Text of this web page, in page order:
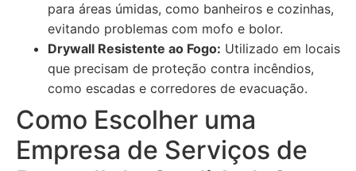
para áreas úmidas, como banheiros e cozinhas,
evitando problemas com mofo e bolor.
Drywall Resistente ao Fogo: Utilizado em locais
que precisam de proteção contra incêndios,
como escadas e corredores de evacuação.
Como Escolher uma
Empresa de Serviços de